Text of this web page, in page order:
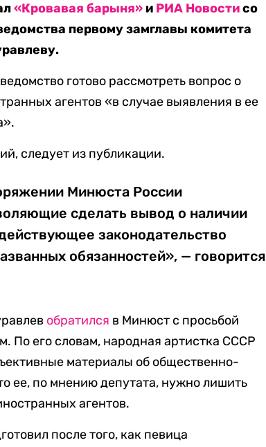
«Кровавая барыня» и РИА Новостисо
первому замглавы комитета
готово рассмотреть вопрос о
агентов «в случае выявления в ее
следует из публикации.
Минюста России
сделать вывод о наличии
законодательство
обязанностей», — говорится
обратился в Минюст с просьбой
По его словам, народная артистка СССР
материалы об общественно-
ее, по мнению депутата, нужно лишить
агентов.
после того, как певица